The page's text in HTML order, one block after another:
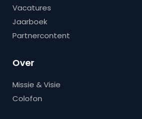
Vacatures
Jaarboek
Partnercontent
Over
Missie & Visie
Colofon